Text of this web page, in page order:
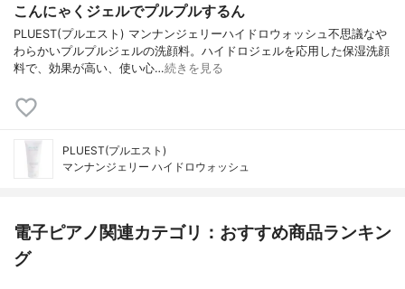
こんにゃくジェルでプルプルするん
PLUEST(プルエスト) マンナンジェリーハイドロウォッシュ不思議なや
わらかいプルプルジェルの洗顔料。ハイドロジェルを応用した保湿洗顔
料で、効果が高い、使い心…続きを見る
PLUEST(プルエスト)
マンナンジェリー ハイドロウォッシュ
電子ピアノ関連カテゴリ：おすすめ商品ランキン
グ